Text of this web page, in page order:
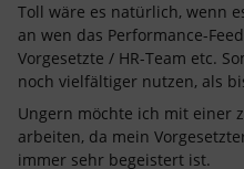
Toll wäre es natürlich, wenn
an wen das Performance-
Vorgesetzte / HR-Team etc.
noch vielfältiger nutzen, als
Ungern möchte ich mit einer
arbeiten, da mein
immer sehr begeistert ist.